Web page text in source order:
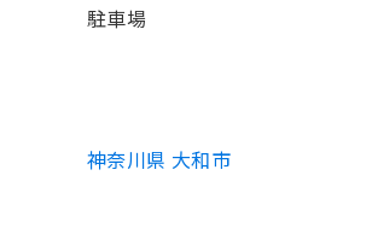
駐車場
神奈川県 大和市